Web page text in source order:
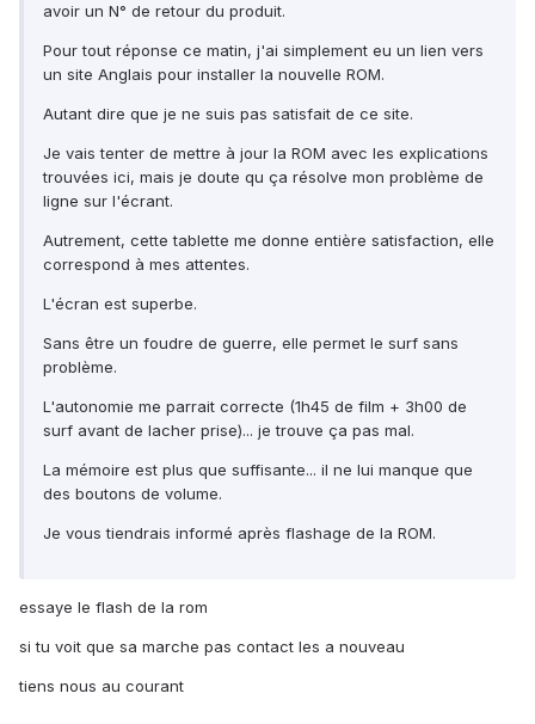
avoir un N° de retour du produit.
Pour tout réponse ce matin, j'ai simplement eu un lien vers
un site Anglais pour installer la nouvelle ROM.
Autant dire que je ne suis pas satisfait de ce site.
Je vais tenter de mettre à jour la ROM avec les explications
trouvées ici, mais je doute qu ça résolve mon problème de
ligne sur l'écrant.
Autrement, cette tablette me donne entière satisfaction, elle
correspond à mes attentes.
L'écran est superbe.
Sans être un foudre de guerre, elle permet le surf sans
problème.
L'autonomie me parrait correcte (1h45 de film + 3h00 de
surf avant de lacher prise)... je trouve ça pas mal.
La mémoire est plus que suffisante... il ne lui manque que
des boutons de volume.
Je vous tiendrais informé après flashage de la ROM.
essaye le flash de la rom
si tu voit que sa marche pas contact les a nouveau
tiens nous au courant